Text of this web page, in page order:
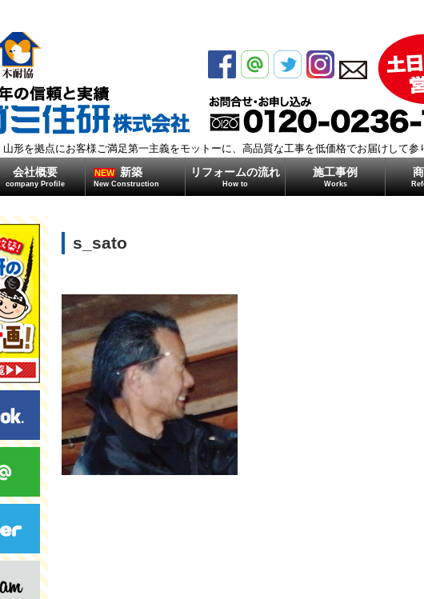
モガミ住研株式会社
形を拠点にお客様ご満足第一主義をモットーに、高品質な工事を低価格でお届けして参
会社概要
company Profile
NEW 新築
New Construction
リフォームの流れ
How to
施工事例
Works
s_sato